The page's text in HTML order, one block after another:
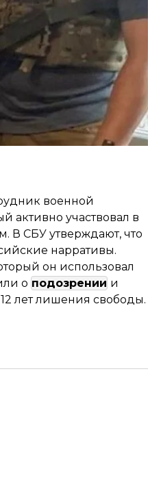
военной
активно участвовал в
В СБУ утверждают, что
нарративы.
он использовал
о подозрении и
лет лишения свободы.